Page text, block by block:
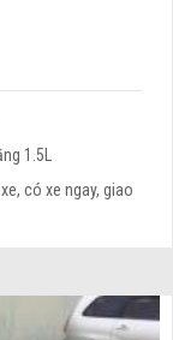
1.5L
có xe ngay, giao